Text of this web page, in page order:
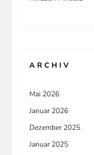
ARCHIV
Mai 2026
Januar 2026
Dezember 2025
Januar 2025